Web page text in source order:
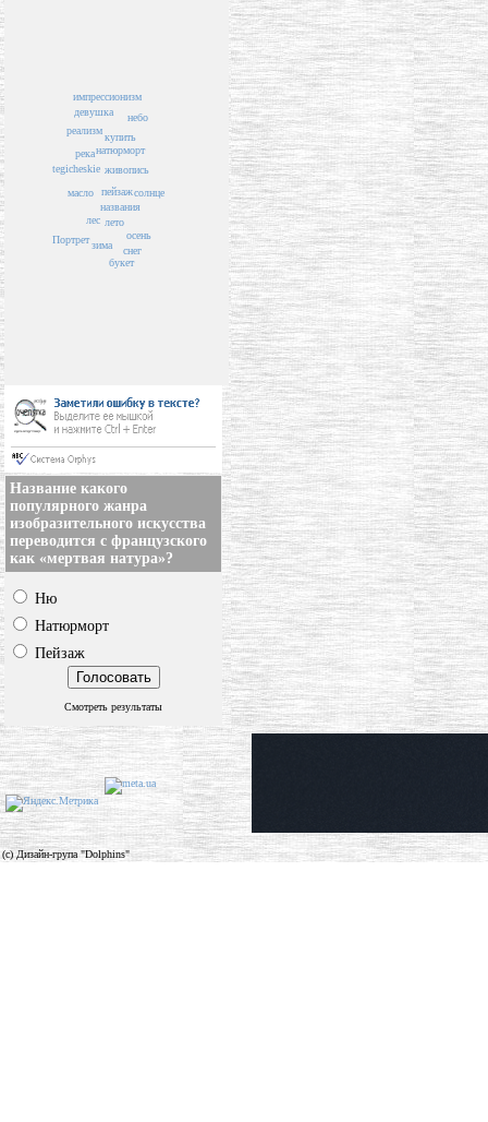
пейзаж
названия
живопись
лето
натюрморт
купить
солнце
лес
зима
осень
букет
масло
река
снег
tegicheskie
реализм
небо
импрессионизм
Портрет
девушка
Название какого
популярного жанра
изобразительного искусства
переводится с французского
как «мертвая натура»?
Ню
Натюрморт
Пейзаж
Смотреть результаты
(c) Дизайн-група "Dolphins"